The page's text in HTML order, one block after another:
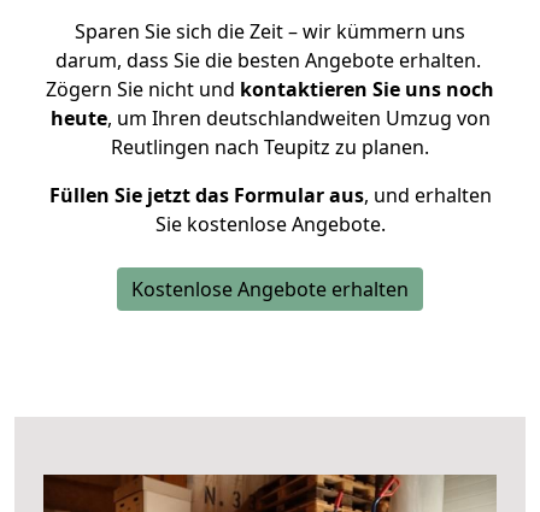
Sparen Sie sich die Zeit – wir kümmern uns
darum, dass Sie die besten Angebote erhalten.
Zögern Sie nicht und kontaktieren Sie uns noch
heute, um Ihren deutschlandweiten Umzug von
Reutlingen nach Teupitz zu planen.
Füllen Sie jetzt das Formular aus, und erhalten
Sie kostenlose Angebote.
Kostenlose Angebote erhalten